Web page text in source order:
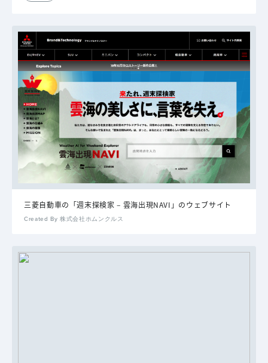
三菱自動車の「週末探検家 – 雲海出現NAVI」のウェブサイト
Created By 株式会社ホムンクルス